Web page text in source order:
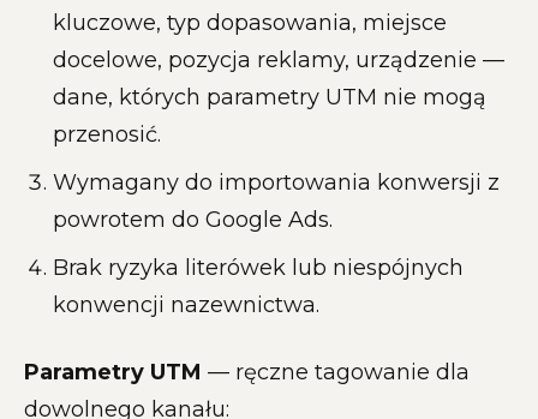
kluczowe, typ dopasowania, miejsce
docelowe, pozycja reklamy, urządzenie —
dane, których parametry UTM nie mogą
przenosić.
Wymagany do importowania konwersji z
powrotem do Google Ads.
Brak ryzyka literówek lub niespójnych
konwencji nazewnictwa.
Parametry UTM — ręczne tagowanie dla
dowolnego kanału: